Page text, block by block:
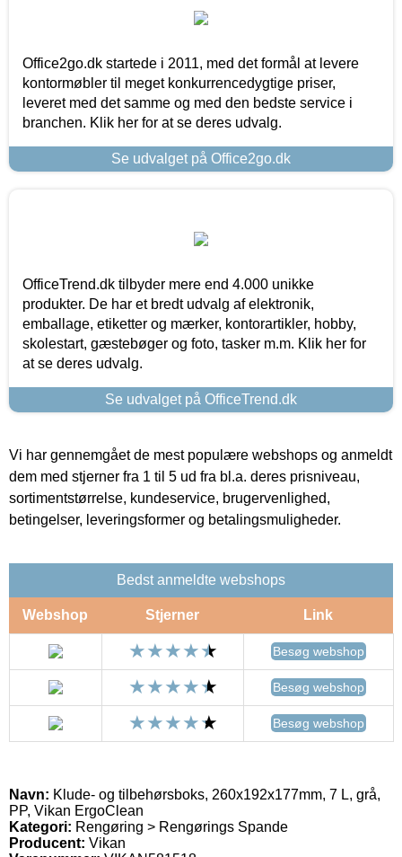
Office2go.dk startede i 2011, med det formål at levere
kontormøbler til meget konkurrencedygtige priser,
leveret med det samme og med den bedste service i
branchen. Klik her for at se deres udvalg.
Se udvalget på Office2go.dk
OfficeTrend.dk tilbyder mere end 4.000 unikke
produkter. De har et bredt udvalg af elektronik,
emballage, etiketter og mærker, kontorartikler, hobby,
skolestart, gæstebøger og foto, tasker m.m. Klik her for
at se deres udvalg.
Se udvalget på OfficeTrend.dk
Vi har gennemgået de mest populære webshops og anmeldt
dem med stjerner fra 1 til 5 ud fra bl.a. deres prisniveau,
sortimentstørrelse, kundeservice, brugervenlighed,
betingelser, leveringsformer og betalingsmuligheder.
Bedst anmeldte webshops
Webshop Stjerner Link
Besøg webshop
Besøg webshop
Besøg webshop
Navn: Klude- og tilbehørsboks, 260x192x177mm, 7 L, grå,
PP, Vikan ErgoClean
Kategori: Rengøring > Rengørings Spande
Producent: Vikan